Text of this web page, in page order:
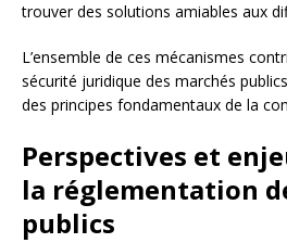
trouver des solutions amiables aux
L’ensemble de ces mécanismes
sécurité juridique des marchés
des principes fondamentaux de la
Perspectives et
la réglementation
publics